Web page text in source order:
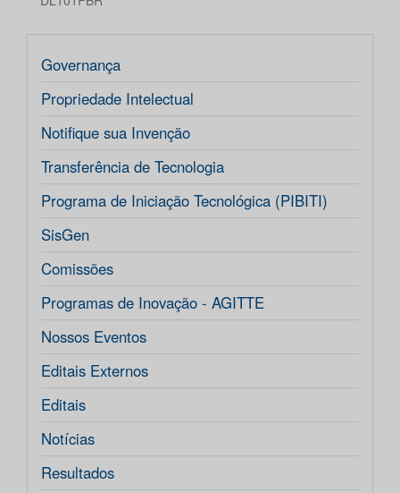
Governança
Propriedade Intelectual
Notifique sua Invenção
Transferência de Tecnologia
Programa de Iniciação Tecnológica (PIBITI)
SisGen
Comissões
Programas de Inovação - AGITTE
Nossos Eventos
Editais Externos
Editais
Notícias
Resultados